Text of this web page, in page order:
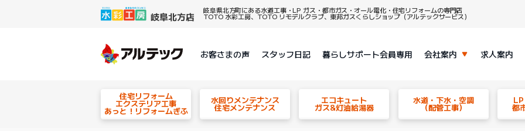
岐阜県北方町にある水道工事・LP ガス・都市ガス・オール電化・住宅リフォームの専門店
TOTO 水彩工房、TOTO リモデルクラブ、東邦ガスくらしショップ（アルテックサービス）
お客さまの声 スタッフ日記 暮らしサポート会員専用 会社案内 求人案内
住宅リフォーム
エクステリア工事
あっと！リフォームぎふ
水回りメンテナンス
住宅メンテナンス
エコキュート
ガス&灯油給湯器
水道・下水・空調
（配管工事） 都